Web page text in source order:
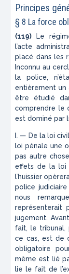
Principes
§ 8 La force
(119) Le
l’acte
placé dans les
Inconnu au
la police,
entièrement un
être étudié
comprendre le
est dominé par
I. — De la loi
loi pénale une
pas autre
effets de la loi
l’huissier
police
nous
représenterait
jugement.
fait, le tribunal,
ce cas, est de
obligatoire
même est lié
lie le fait de